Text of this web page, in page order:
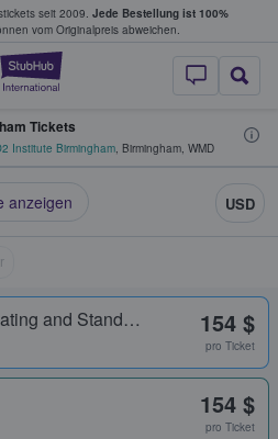
seit 2009. Jede Bestellung ist 100%
vom Originalpreis abweichen.
StubHub - Wo
verkaufen
Tickets
Institute Birmingham, Birmingham, WMD
anzeigen USD
Balcony Unreserved Seating and Standing 154 $
pro Ticket
154 $
pro Ticket